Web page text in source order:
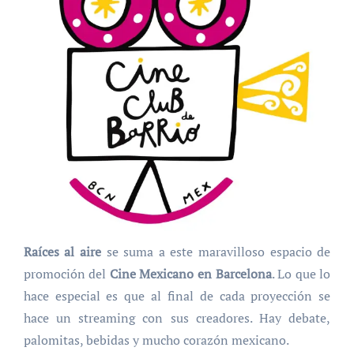
Raíces al airese suma a este maravilloso espacio de
promoción del Cine Mexicano en Barcelona. Lo que lo
hace especial es que al final de cada proyección se
hace un streaming con sus creadores. Hay debate,
palomitas, bebidas y mucho corazón mexicano.